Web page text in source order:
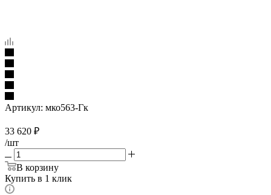
Артикул: мко563-Гк
33 620 ₽
/шт
В корзину
Купить в 1 клик